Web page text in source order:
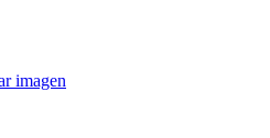
imagen